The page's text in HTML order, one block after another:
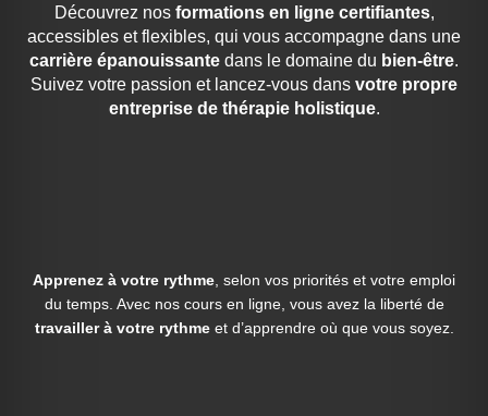
Découvrez nos formations en ligne certifiantes,
accessibles et flexibles, qui vous accompagne dans une
carrière épanouissante dans le domaine du bien-être.
Suivez votre passion et lancez-vous dans votre propre
entreprise de thérapie holistique.
Apprenez à votre rythme , selon vos priorités et votre emploi
du temps. Avec nos cours en ligne, vous avez la liberté de
travailler à votre rythmeet d’apprendre où que vous soyez.